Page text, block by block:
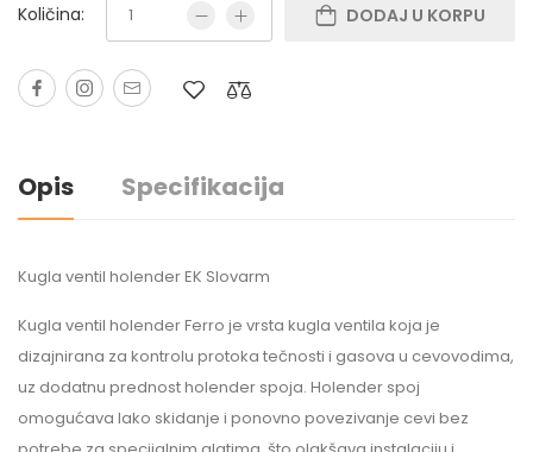
Količina: DODAJ U KORPU
Opis Specifikacija
Kugla ventil holender EK Slovarm
Kugla ventil holender Ferro je vrsta kugla ventila koja je
dizajnirana za kontrolu protoka tečnosti i gasova u cevovodima,
uz dodatnu prednost holender spoja. Holender spoj
omogućava lako skidanje i ponovno povezivanje cevi bez